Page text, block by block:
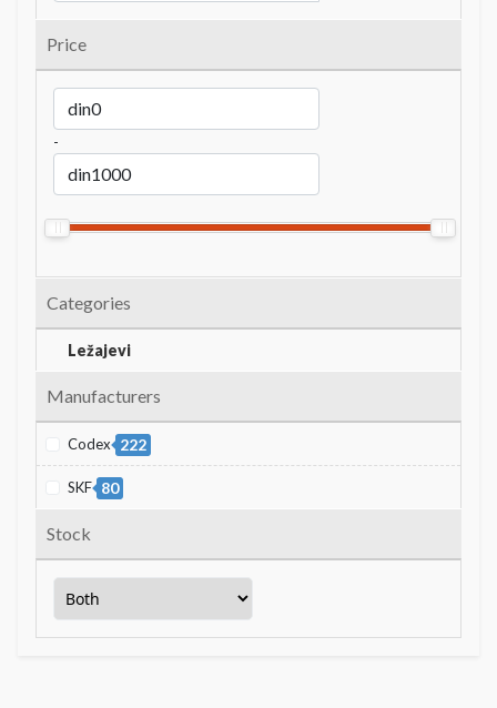
Price
-
Categories
Ležajevi
Manufacturers
Codex 222
SKF 80
Stock